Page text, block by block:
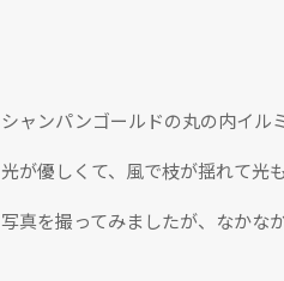
シャンパンゴールドの丸の内イ
光が優しくて、風で枝が揺れて光
写真を撮ってみましたが、なかな